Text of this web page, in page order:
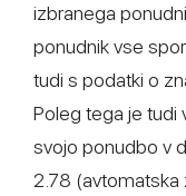
izbranega
ponudnik vse
tudi s podatki o
Poleg tega je tudi
svojo ponudbo v
2.78 (avtomatska